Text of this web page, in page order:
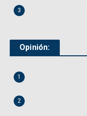
3
Opinión:
1
2